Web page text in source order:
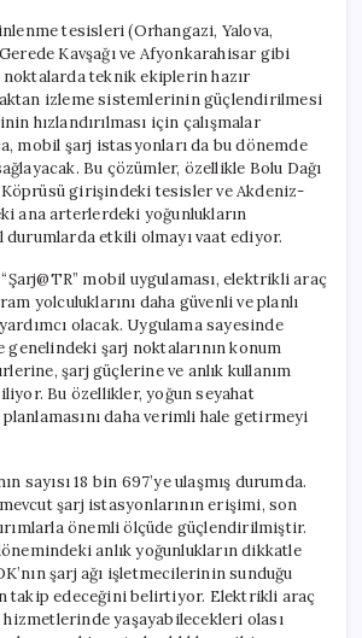
tesisleri (Orhangazi, Yalova,
Kavşağı ve Afyonkarahisar gibi
teknik ekiplerin hazır
izleme sistemlerinin güçlendirilmesi
hızlandırılması için çalışmalar
mobil şarj istasyonları da bu dönemde
Bu çözümler, özellikle Bolu Dağı
girişindeki tesisler ve Akdeniz-
ana arterlerdeki yoğunlukların
etkili olmayı vaat ediyor.
“Şarj@TR” mobil uygulaması, elektrikli araç
yolculuklarını daha güvenli ve planlı
olacak. Uygulama sayesinde
genelindeki şarj noktalarının konum
şarj güçlerine ve anlık kullanım
Bu özellikler, yoğun seyahat
daha verimli hale getirmeyi
sayısı 18 bin 697’ye ulaşmış durumda.
şarj istasyonlarının erişimi, son
önemli ölçüde güçlendirilmiştir.
anlık yoğunlukların dikkatle
şarj ağı işletmecilerinin sunduğu
takip edeceğini belirtiyor. Elektrikli araç
hizmetlerinde yaşayabilecekleri olası